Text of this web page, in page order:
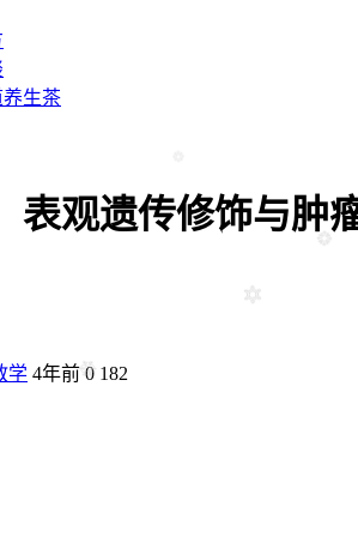
生茶
表观遗传修饰与肿
学 4年前0 182